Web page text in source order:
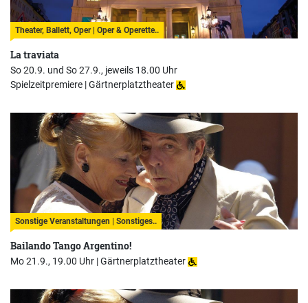
Theater, Ballett, Oper | Oper & Operette..
La traviata
So 20.9. und So 27.9., jeweils 18.00 Uhr
Spielzeitpremiere |Gärtnerplatztheater
Sonstige Veranstaltungen | Sonstiges..
Bailando Tango Argentino!
Mo 21.9., 19.00 Uhr |Gärtnerplatztheater